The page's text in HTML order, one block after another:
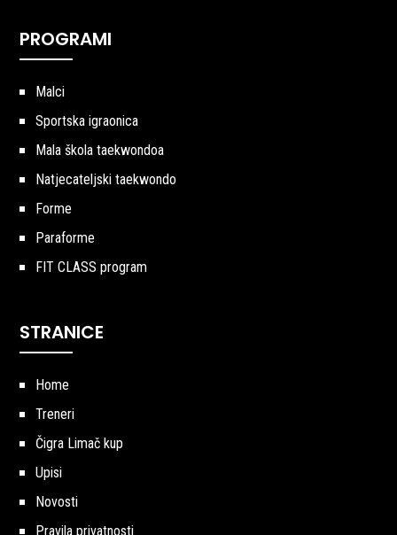
PROGRAMI
Malci
Sportska igraonica
Mala škola taekwondoa
Natjecateljski taekwondo
Forme
Paraforme
FIT CLASS program
STRANICE
Home
Treneri
Čigra Limač kup
Upisi
Novosti
Pravila privatnosti